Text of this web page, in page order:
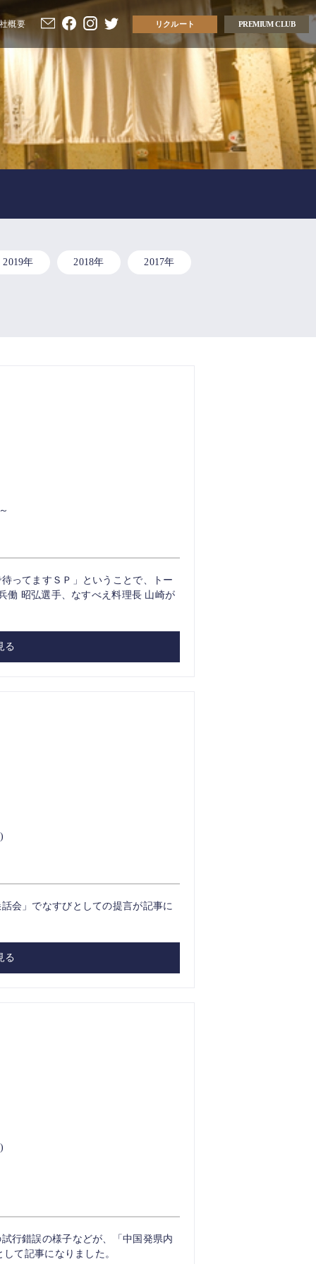
概要 リクルート PREMIUM CLUB
2019年 2018年 2017年
ってますＳＰ」ということで、トー
働 昭弘選手、なすべえ料理長 山崎が
る
会」でなすびとしての提言が記事に
る
行錯誤の様子などが、「中国発県内
て記事になりました。